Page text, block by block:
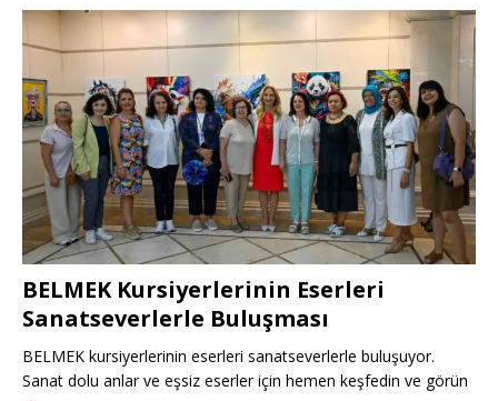
BELMEK Kursiyerlerinin Eserleri
Sanatseverlerle Buluşması
BELMEK kursiyerlerinin eserleri sanatseverlerle buluşuyor.
Sanat dolu anlar ve eşsiz eserler için hemen keşfedin ve görün